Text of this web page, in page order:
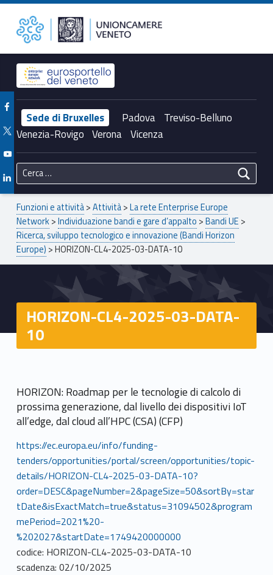
HORIZON-CL4-2025-03-DATA-10 – Unioncamere del Veneto Unioncamere del Veneto
Header info sidebar
Sede di Bruxelles Padova Treviso-Belluno
Venezia-Rovigo Verona Vicenza
Facebook Unioncamere Veneto
Twitter Unioncamere Veneto
Youtube Unioncamere Veneto
Linkedin Unioncamere Veneto
Ricerca per:
Breadcrumbs navigation
Funzioni e attività>Attività>La rete Enterprise Europe
Network>Individuazione bandi e gare d’appalto >Bandi UE >
Ricerca, sviluppo tecnologico e innovazione (Bandi Horizon
Europe) >HORIZON-CL4-2025-03-DATA-10
HORIZON-CL4-2025-03-DATA-
10
HORIZON: Roadmap per le tecnologie di calcolo di
prossima generazione, dal livello dei dispositivi IoT
all’edge, dal cloud all’HPC (CSA) (CFP)
https://ec.europa.eu/info/funding-
tenders/opportunities/portal/screen/opportunities/topic-
details/HORIZON-CL4-2025-03-DATA-10?
order=DESC&pageNumber=2&pageSize=50&sortBy=star
tDate&isExactMatch=true&status=31094502&program
mePeriod=2021%20-
%202027&startDate=1749420000000
codice: HORIZON-CL4-2025-03-DATA-10
scadenza: 02/10/2025